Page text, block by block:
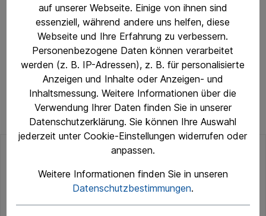
PREIS AUF ANFRAGE
inkl. MwSt.
Preise inkl. MwSt. zzgl.
Versandkosten
auf unserer Webseite. Einige von ihnen sind
essenziell, während andere uns helfen, diese
Webseite und Ihre Erfahrung zu verbessern.
Personenbezogene Daten können verarbeitet
werden (z. B. IP-Adressen), z. B. für personalisierte
Anzeigen und Inhalte oder Anzeigen- und
Inhaltsmessung. Weitere Informationen über die
Verwendung Ihrer Daten finden Sie in unserer
Datenschutzerklärung. Sie können Ihre Auswahl
jederzeit unter Cookie-Einstellungen widerrufen oder
anpassen.
Weitere Informationen finden Sie in unseren
Datenschutzbestimmungen.